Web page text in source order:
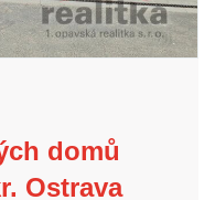
domů
Ostrava